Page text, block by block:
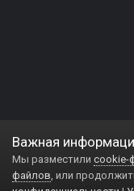
Важная
Мы разместили cookie-
файлов, или